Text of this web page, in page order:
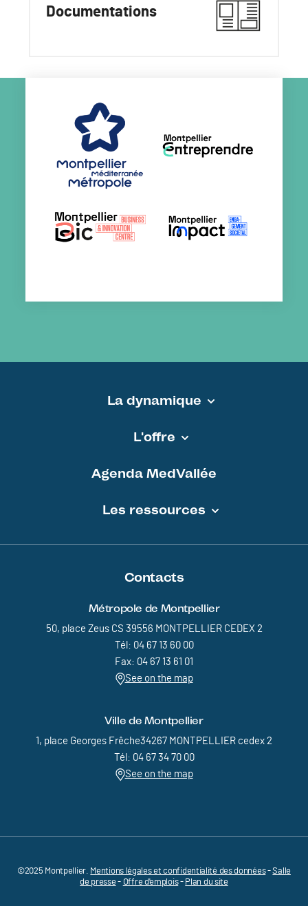
Documentations
Pied de page - MEDVALLEE
La dynamique
L'offre
Agenda MedVallée
Les ressources
Contacts
Métropole de Montpellier
50, place Zeus CS 39556 MONTPELLIER CEDEX 2
Tél: 04 67 13 60 00
Fax: 04 67 13 61 01
See on the map
Ville de Montpellier
1, place Georges Frêche34267 MONTPELLIER cedex 2
Tél: 04 67 34 70 00
See on the map
Pied de page - Menu bas - MEDVALLEE
©2025 Montpellier. Mentions légales et confidentialité des données-Salle
de presse- Offre d'emplois- Plan du site